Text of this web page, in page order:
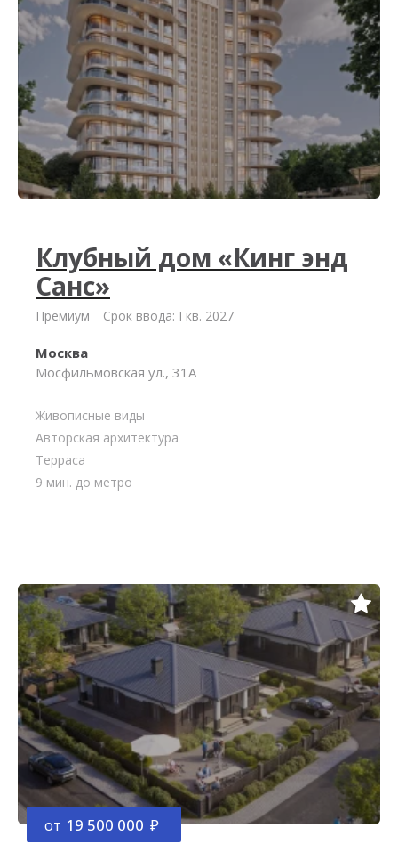
Клубный дом «Кинг энд
Санс»
Премиум Срок ввода: I кв. 2027
Москва
Мосфильмовская ул., 31А
Живописные виды
Авторская архитектура
Терраса
9 мин. до метро
от 19 500 000